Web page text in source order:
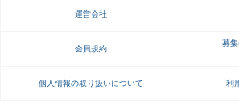
就活ニュースペーパー
不
運営会社
会員規約
募
個人情報の取り扱いについて 利